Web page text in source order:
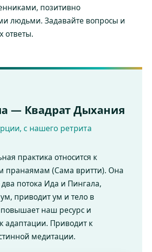
позитивно
людьми. Задавайте вопросы и
ответы.
— Квадрат Дыхания
с нашего ретрита
практика относится к
пранаямам (Сама вритти). Она
потока Ида и Пингала,
приводит ум и тело в
наш ресурс и
адаптации. Приводит к
медитации.